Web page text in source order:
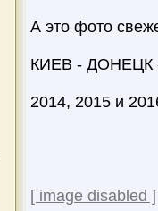
А это фото
КИЕВ - ДОНЕЦК
2014, 2015 и
[ image disabled ]